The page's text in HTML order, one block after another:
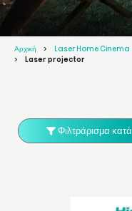
Αρχική Laser Home Cinema
Laser projector
Φιλτράρισμα κατά